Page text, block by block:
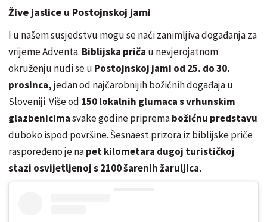
Žive jaslice u Postojnskoj jami
I u našem susjedstvu mogu se naći zanimljiva događanja za
vrijeme Adventa. Biblijska priča u nevjerojatnom
okruženju nudi se u Postojnskoj jami od 25. do 30.
prosinca,jedan od najčarobnijih božićnih događaja u
Sloveniji. Više od 150 lokalnih glumaca s vrhunskim
glazbenicimasvake godine pripremabožićnu predstavu
duboko ispod površine. Šesnaest prizora iz biblijske priče
raspoređeno je napet kilometara dugoj turističkoj
stazi osvijetljenoj s 2100 šarenih žaruljica.